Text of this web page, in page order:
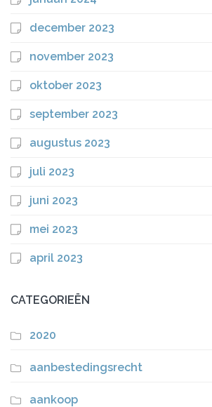
december 2023
november 2023
oktober 2023
september 2023
augustus 2023
juli 2023
juni 2023
mei 2023
april 2023
CATEGORIEËN
2020
aanbestedingsrecht
aankoop